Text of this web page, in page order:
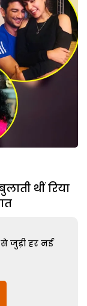
थीं रिया
जुड़ी हर नई